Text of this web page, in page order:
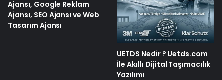
Ajansı, Google Reklam
Ajansı, SEO Ajansı ve Web
Tasarım Ajansı
UETDS Nedir ? Uetds.com
İle Akıllı Dijital Taşımacılık
Yazılımı